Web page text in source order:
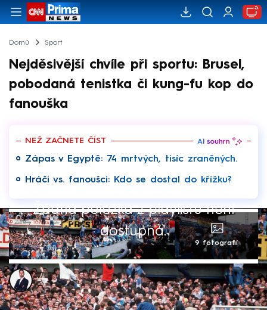
Domů Sport
Nejděsivější chvíle při sportu: Brusel,
pobodaná tenistka či kung-fu kop do
fanouška
NEŽ ZAČNETE ČÍST
Zápas v Egyptě: 74 mrtvých, tisíc zraněných.
Hráči vs. fanoušci: Kdo se dostal do křížku?
Žádná položka z playlistu není
dostupná.
9 fotografií
Tomáš Kačmár
11. kvě 2026, 17:33